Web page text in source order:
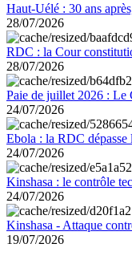
Haut-Uélé : 30 ans
28/07/2026
RDC : la Cour
28/07/2026
Paie de juillet 2026 : Le
24/07/2026
Ebola : la RDC dépasse
24/07/2026
Kinshasa : le contrôle
24/07/2026
Kinshasa - Attaque
19/07/2026